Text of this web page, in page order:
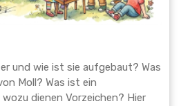
und wie ist sie aufgebaut? Was
Moll? Was ist ein
dienen Vorzeichen? Hier